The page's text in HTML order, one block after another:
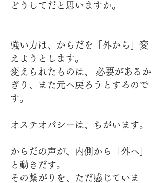
どうしてだと思いますか。
強い力は、からだを「外から」変
えようとします。
変えられたものは、 必要があるか
ぎり、また元へ戻ろうとするので
す。
オステオパシーは、ちがいます。
からだの声が、内側から「外へ」
と動きだす。
その繋がりを、ただ感じていま